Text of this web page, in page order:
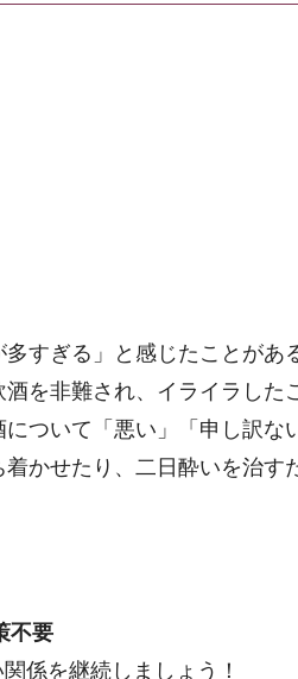
多すぎる」と感じたことがあ
を非難され、イライラした
について「悪い」「申し訳な
かせたり、二日酔いを治す
不要
係を継続しましょう！